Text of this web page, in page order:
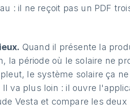
: il ne reçoit pas un PDF
Quand il présente la
la période où le solaire ne
le système solaire ça
va plus loin : il ouvre
Vesta et compare les